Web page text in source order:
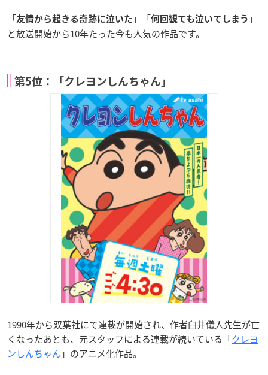
「友情から起きる奇跡に泣いた 」「何回観ても泣いてしまう 」
と放送開始から10年たった今も人気の作品です。
第5位：「クレヨンしんちゃん」
1990年から双葉社にて連載が開始され、作者臼井儀人先生が亡
くなったあとも、元スタッフによる連載が続いている「クレヨ
ンしんちゃん 」のアニメ化作品。